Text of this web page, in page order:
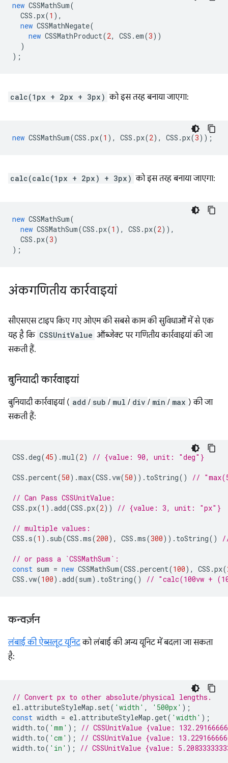
new CSSMathSum(
CSS .px(1 ),
new CSSMathNegate(
new CSSMathProduct(2, CSS . em(3))
)
);
calc(1px + 2px + 3px) को इस तरह बनाया जाएगा:
new CSSMathSum(CSS .px(1 ), CSS .px(2), CSS .px(3));
calc(calc(1px + 2px) + 3px) को इस तरह बनाया जाएगा:
new CSSMathSum(
new CSSMathSum(CSS .px(1 ), CSS .px(2)),
CSS .px(3)
);
अंकगणितीय कार्रवाइयां
सीएसएस टाइप किए गए ओएम की सबसे काम की सुविधाओं में से एक
यह है कि CSSUnitValue ऑब्जेक्ट पर गणितीय कार्रवाइयां की जा
सकती हैं.
बुनियादी कार्रवाइयां
बुनियादी कार्रवाइयां ( add / sub / mul / div / min / max ) की जा
सकती हैं:
CSS .deg(45).mul(2) // {value: 90, unit: "deg"}
CSS .percent(50).max(CSS .vw(50)). toString() //
// Can Pass CSSUnitValue:
CSS .px(1 ).add(CSS .px(2)) // {value: 3, unit: "px"}
// multiple values:
CSS . s(1 ). sub(CSS .ms(200), CSS .ms(300)). toString()
// or pass a `CSSMathSum`:
const sum = new CSSMathSum(CSS .percent(100), CSS .px(
CSS .vw(100).add(sum). toString() // "calc(100vw +
कन्वर्ज़न
लंबाई की ऐब्सलूट यूनिटको लंबाई की अन्य यूनिट में बदला जा सकता
है:
// Convert px to other absolute/physical lengths.
el .attributeStyleMap . set( 'width' , '500px' );
const width = el .attributeStyleMap .get( 'width' );
width . to( 'mm' );
// CSSUnitValue {value:
width . to( 'cm' );
// CSSUnitValue {value:
width . to( 'in' ); // CSSUnitValue {value: